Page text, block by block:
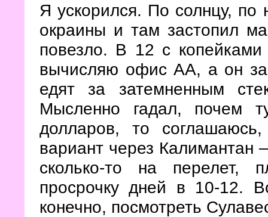
Я ускорился. По солнцу,
окраины и там застопил
повезло. В 12 с
вычисляю офис АА, а он
едят за затемненным
Мысленно гадал, почем
долларов, то
вариант через Калимантан
сколько-то на перелет,
просрочку дней в 10-12.
конечно, посмотреть